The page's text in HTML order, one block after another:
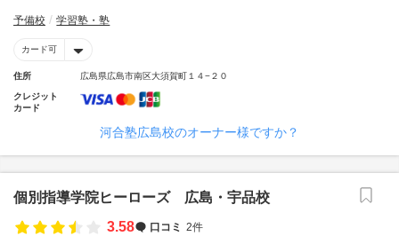
予備校 学習塾・塾
カード可
住所 広島県広島市南区大須賀町１４−２０
クレジット
カード
河合塾広島校のオーナー様ですか？
個別指導学院ヒーローズ 広島・宇品校
3.58
口コミ 2件